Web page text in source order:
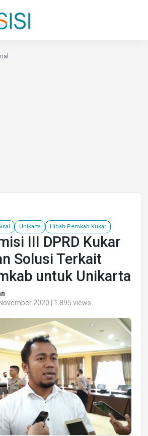
Unikarta Hibah Pemkab Kukar
III DPRD Kukar
Solusi Terkait
untuk Unikarta
2020 | 1.895 views